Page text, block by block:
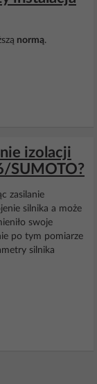
normą.
izolacji
SUMOTO?
zasilanie
silnika a może
swoje
po tym pomiarze
silnika